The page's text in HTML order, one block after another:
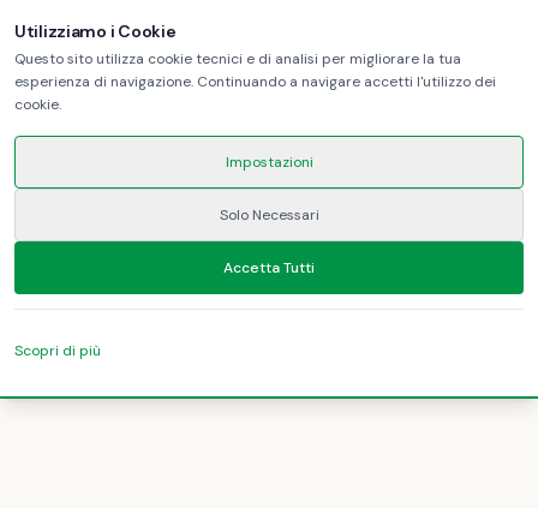
Utilizziamo i Cookie
Questo sito utilizza cookie tecnici e di analisi per migliorare la tua
esperienza di navigazione. Continuando a navigare accetti l'utilizzo dei
cookie.
Impostazioni
Solo Necessari
Accetta Tutti
Scopri di più